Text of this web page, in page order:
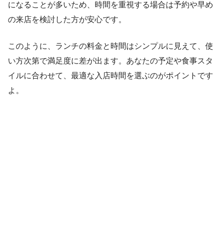
になることが多いため、時間を重視する場合は予約や早め
の来店を検討した方が安心です。
このように、ランチの料金と時間はシンプルに見えて、使
い方次第で満足度に差が出ます。あなたの予定や食事スタ
イルに合わせて、最適な入店時間を選ぶのがポイントです
よ。